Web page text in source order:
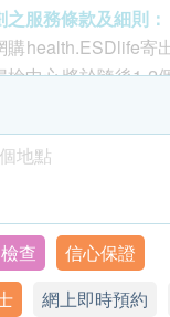
薄片檢查
﹑乳房盆腔觸診及2
增性病已達每天一
展模式, 病毒經由
比過往所想的更為常
及抗原抗體檢
檢查項目包括9項性
原﹑梅毒血清試驗
﹑子宮頸檢查﹑乳
服務條款及細則：
購health.ESDlife寄
檢中心將於隨後1-2
約身體檢查的時間
個工作天致電該中
只適用於18歲或以
人士)
地點
恆成大廈3B室
查
信心保證
網上即時預約